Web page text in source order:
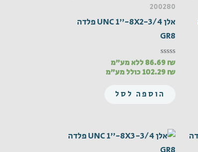
200280
אלן UNC 1"-8X2-3/4 פלדה
GR8
דורג
0
מתוך
86.69₪
ללא מע"מ
102.29₪
כולל מע"מ
הוספה לסל